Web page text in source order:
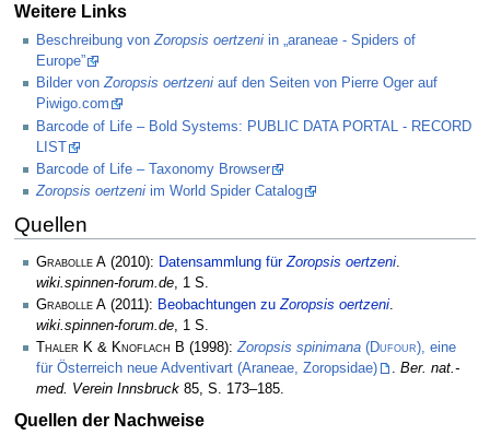
Weitere Links
Beschreibung vonZoropsis oertzeni in „araneae - Spiders of
Europe”
Bilder vonZoropsis oertzeni auf den Seiten von Pierre Oger auf
Piwigo.com
Barcode of Life – Bold Systems: PUBLIC DATA PORTAL - RECORD
LIST
Barcode of Life – Taxonomy Browser
Zoropsis oertzeni im World Spider Catalog
Quellen
Grabolle A (2010): Datensammlung für Zoropsis oertzeni
wiki.spinnen-forum.de , 1 S.
Grabolle A (2011): Beobachtungen zuZoropsis oertzeni.
wiki.spinnen-forum.de, 1 S.
Thaler K & Knoflach B (1998):Zoropsis spinimana (Dufour), eine
für Österreich neue Adventivart (Araneae, Zoropsidae)
. Ber. nat.-
med. Verein Innsbruck 85, S. 173–185.
Quellen der Nachweise